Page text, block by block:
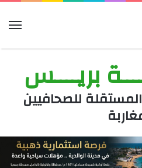
بريــــس
للصحافيين